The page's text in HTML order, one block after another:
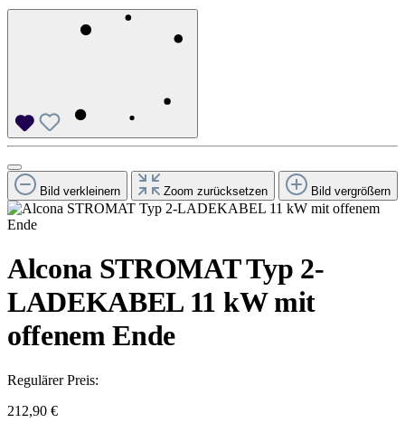
Bild verkleinern Zoom zurücksetzen Bild vergrößern
Alcona STROMAT Typ 2-
LADEKABEL 11 kW mit
offenem Ende
Regulärer Preis:
212,90 €